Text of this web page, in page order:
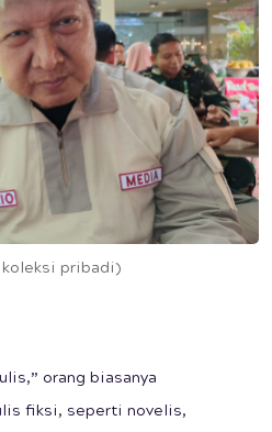
koleksi pribadi)
orang biasanya
fiksi, seperti novelis,